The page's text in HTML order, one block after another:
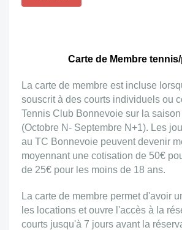
Carte de Membre tennis/
La carte de membre est incluse
souscrit à des courts individuels ou
Tennis Club Bonnevoie sur la
(Octobre N- Septembre N+1). Les
au TC Bonnevoie peuvent devenir
moyennant une cotisation de 50€
de 25€ pour les moins de 18 ans.
La carte de membre permet d'avoir
les locations et ouvre l'accès à la
courts jusqu'à 7 jours avant la